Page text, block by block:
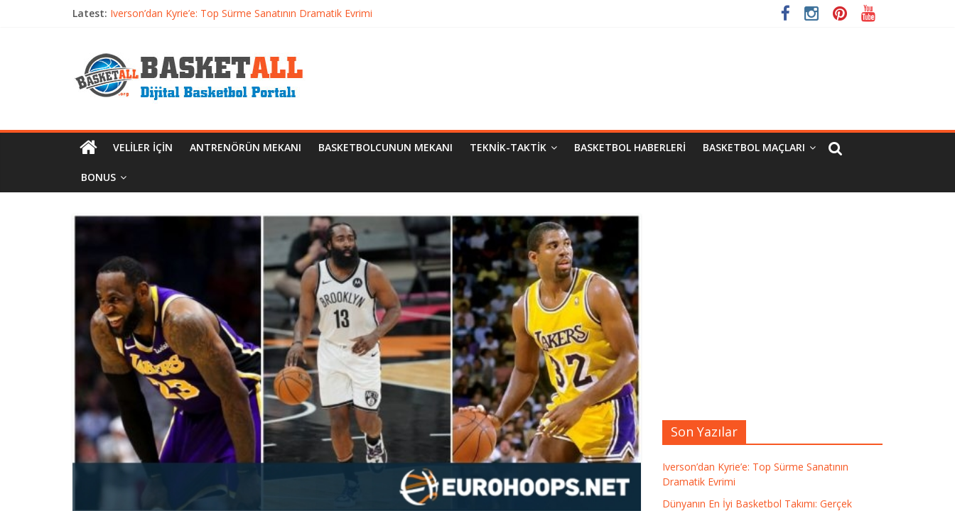
Latest: Iverson’dan Kyrie’e: Top Sürme Sanatının Dramatik Evrimi
Basketbolcu Beslenmesi: Performansı Artıran Bilimsel Yaklaşımlar
Basketbolda Şut Antrenmanı ve Grafik Oluşturma
VELILER İÇIN ANTRENÖRÜN MEKANI BASKETBOLCUNUN MEKANI TEKNIK-TAKTIK BASKETBOL HABERLERI BASKETBOL MAÇLARI
BONUS
Son Yazılar
Iverson’dan Kyrie’e: Top Sürme Sanatının
Dramatik Evrimi
Dünyanın En İyi Basketbol Takımı: Gerçek